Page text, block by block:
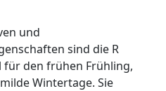
und
sind die R
für den frühen Frühling,
Wintertage. Sie